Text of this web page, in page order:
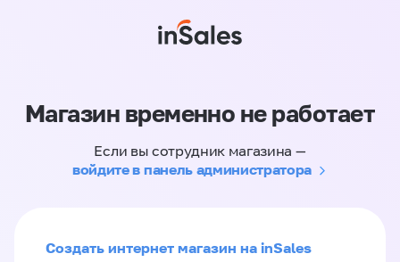
Магазин временно не работает
Если вы сотрудник магазина —
войдите в панель администратора
Создать интернет магазин на inSales